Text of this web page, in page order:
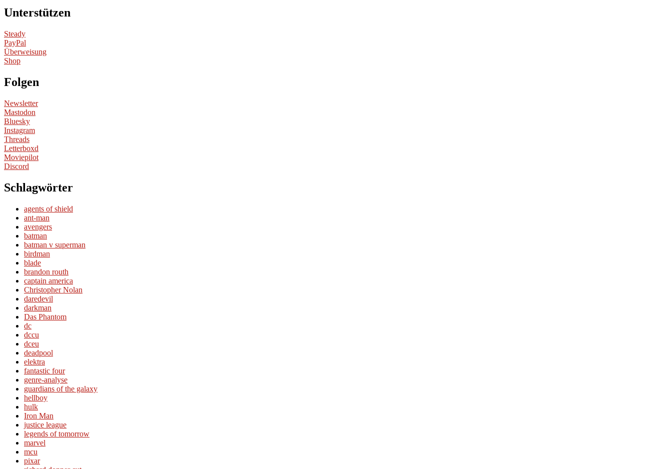
Unterstützen
Steady
PayPal
Überweisung
Shop
Folgen
Newsletter
Mastodon
Bluesky
Instagram
Threads
Letterboxd
Moviepilot
Discord
Schlagwörter
agents of shield
ant-man
avengers
batman
batman v superman
birdman
blade
brandon routh
captain america
Christopher Nolan
daredevil
darkman
Das Phantom
dc
dccu
dceu
deadpool
elektra
fantastic four
genre-analyse
guardians of the galaxy
hellboy
hulk
Iron Man
justice league
legends of tomorrow
marvel
mcu
pixar